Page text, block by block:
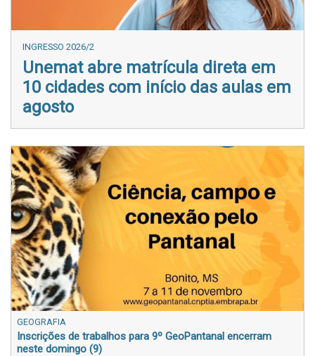
INGRESSO 2026/2
Unemat abre matrícula direta em
10 cidades com início das aulas em
agosto
GEOGRAFIA
Inscrições de trabalhos para 9º GeoPantanal encerram
neste domingo (9)